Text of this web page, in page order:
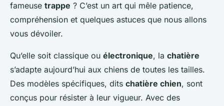
fameuse trappe ? C’est un art qui mêle patience,
compréhension et quelques astuces que nous allons
vous dévoiler.
Qu’elle soit classique ou électronique, la chatière
s’adapte aujourd’hui aux chiens de toutes les tailles.
Des modèles spécifiques, dits chatière chien, sont
conçus pour résister à leur vigueur. Avec des